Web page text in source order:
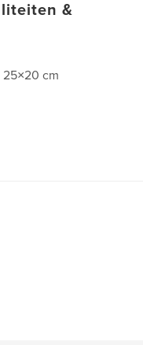
&
25×20 cm